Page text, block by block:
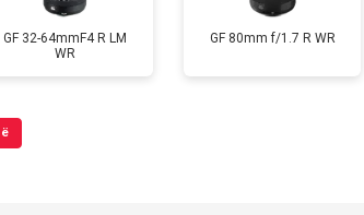
GF 32-64mmF4 R LM
WR
GF 80mm f/1.7 R WR